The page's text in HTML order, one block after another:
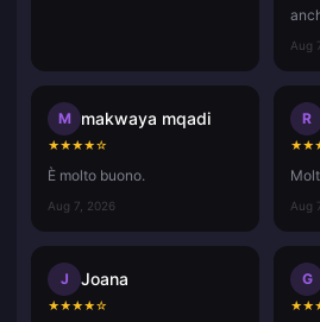
Aug
M makwaya mqadi
★★★★☆
È molto buono.
Aug 7, 2026
R
★★
Aug
J Joana
★★★★☆
G
★★